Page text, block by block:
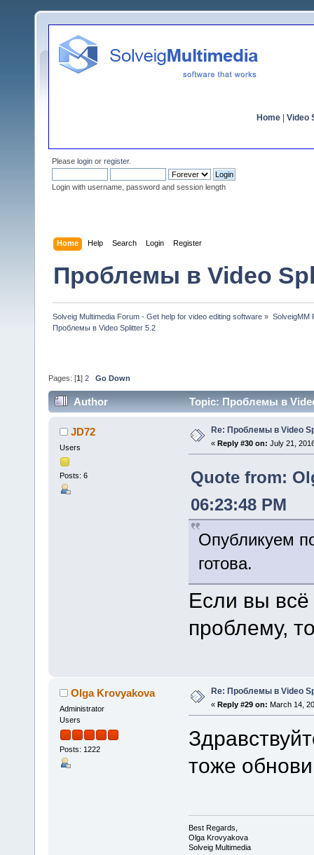
Home Video
Please login or register.
Login with username, password and session length
Home Help Search Login Register
Проблемы в Video
Solveig Multimedia Forum - Get help for video editing software » SolveigMM
Проблемы в Video Splitter 5.2
Pages: [1 ] 2 Go Down
Author Topic: Проблемы в
JD72
Users
Posts: 6
Re: Проблемы в Video
« Reply #30 on: July 21,
Quote from:
06:23:48 PM
Опубликуем
готова.
Если вы всё
проблему,
Olga Krovyakova
Administrator
Users
Posts: 1222
Re: Проблемы в Video
« Reply #29 on: March 14,
тоже
Best Regards,
Olga Krovyakova
Solveig Multimedia